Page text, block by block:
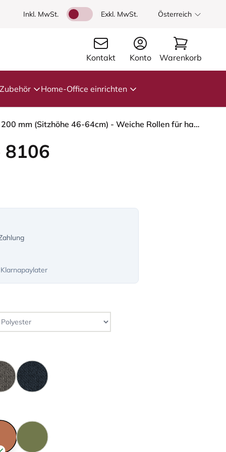
Inkl. MwSt. Exkl. MwSt. Österreich
Kontakt Konto Warenkorb
Zubehör Home-Office einrichten
HÅG Capisco 8106 - Cura Loop (Gabriel) - Recyceltes Polyester - CLP60109 - Grey - Blush Rose - 200 mm (Sitzhöhe 46-64cm) - Weiche Rollen für harte Böden
8106